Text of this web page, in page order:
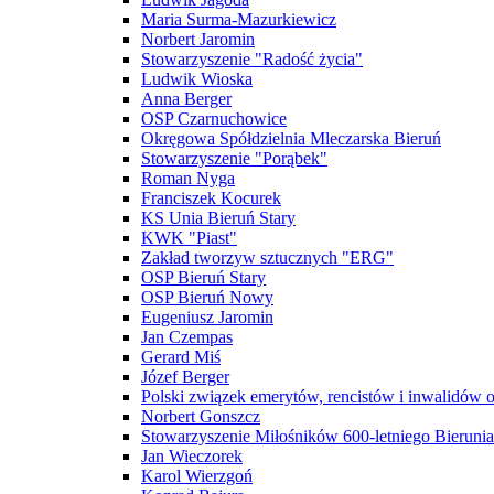
Maria Surma-Mazurkiewicz
Norbert Jaromin
Stowarzyszenie "Radość życia"
Ludwik Wioska
Anna Berger
OSP Czarnuchowice
Okręgowa Spółdzielnia Mleczarska Bieruń
Stowarzyszenie "Porąbek"
Roman Nyga
Franciszek Kocurek
KS Unia Bieruń Stary
KWK "Piast"
Zakład tworzyw sztucznych "ERG"
OSP Bieruń Stary
OSP Bieruń Nowy
Eugeniusz Jaromin
Jan Czempas
Gerard Miś
Józef Berger
Polski związek emerytów, rencistów i inwalidów
Norbert Gonszcz
Stowarzyszenie Miłośników 600-letniego Bierunia
Jan Wieczorek
Karol Wierzgoń